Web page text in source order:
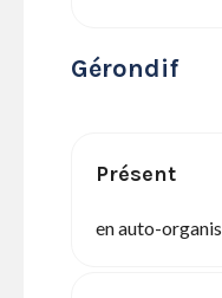
Gérondif
Présent
en auto-organis